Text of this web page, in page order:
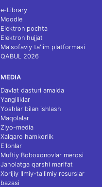
e-Library
Moodle
Elektron pochta
Elektron hujjat
Ma'sofaviy ta'lim platformasi
QABUL 2026
MEDIA
Davlat dasturi amalda
Yangiliklar
Yoshlar bilan ishlash
Maqolalar
Ziyo-media
Xalqaro hamkorlik
E'lonlar
Muftiy Boboxonovlar merosi
Jaholatga qarshi marifat
Xorijiy Ilmiy-ta'limiy resurslar
bazasi